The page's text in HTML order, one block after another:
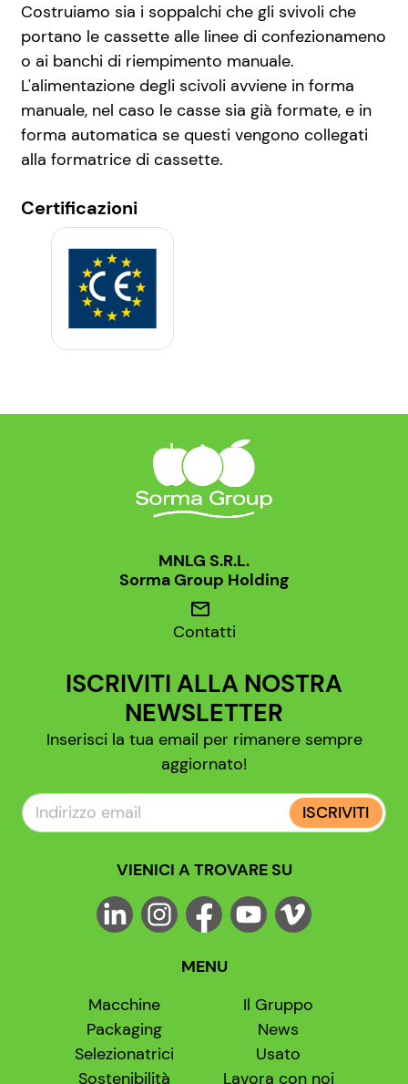
Costruiamo sia i soppalchi che gli svivoli che
portano le cassette alle linee di confezionameno
o ai banchi di riempimento manuale.
L'alimentazione degli scivoli avviene in forma
manuale, nel caso le casse sia già formate, e in
forma automatica se questi vengono collegati
alla formatrice di cassette.
Certificazioni
MNLG S.R.L.
Sorma Group Holding
mail
Contatti
ISCRIVITI ALLA NOSTRA
NEWSLETTER
Inserisci la tua email per rimanere sempre
aggiornato!
ISCRIVITI
VIENICI A TROVARE SU
MENU
Macchine
Packaging
Selezionatrici
Sostenibilità
Il Gruppo
News
Usato
Lavora con noi